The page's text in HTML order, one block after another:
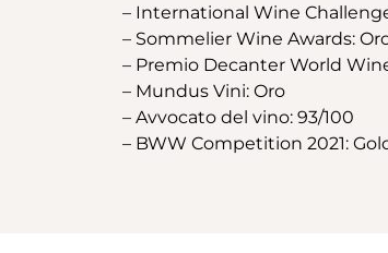
– International Wine
– Sommelier Wine Awards:
– Premio Decanter World
– Mundus Vini: Oro
– Avvocato del vino: 93/100
– BWW Competition 2021: